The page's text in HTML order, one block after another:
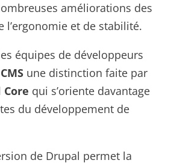
améliorations des
l’ergonomie et de stabilité.
équipes de développeurs
une distinction faite par
qui s’oriente davantage
du développement de
de Drupal permet la